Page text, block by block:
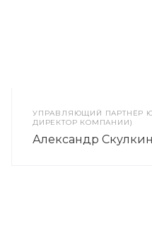
УПРАВЛЯЮЩИЙ ПАРТНЁР
ДИРЕКТОР КОМПАНИИ)
Александр Скулкин